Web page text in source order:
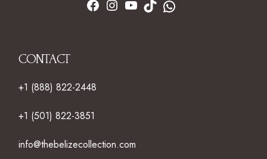
CONTACT
+1 (888) 822-2448
+1 (501) 822-3851
info@thebelizecollection.com